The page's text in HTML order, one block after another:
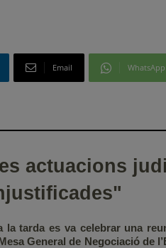
Email WhatsApp
actuacions
la tarda es va celebrar una
General de Negociació de